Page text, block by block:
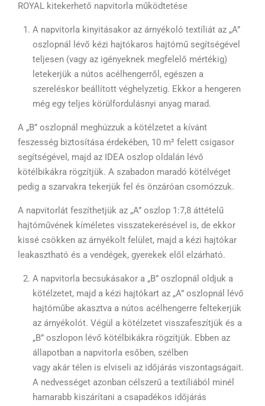
ROYAL kitekerhető napvitorla működtetése
A napvitorla kinyitásakor az árnyékoló textíliát az „A”
oszlopnál lévő kézi hajtókaros hajtómű segítségével
teljesen (vagy az igényeknek megfelelő mértékig)
letekerjük a nútos acélhengerről, egészen a
szereléskor beállított véghelyzetig. Ekkor a hengeren
még egy teljes körülfordulásnyi anyag marad.
A „B” oszlopnál meghúzzuk a kötélzetet a kívánt
feszesség biztosítása érdekében, 10 m² felett csigasor
segítségével, majd az IDEA oszlop oldalán lévő
kötélbikákra rögzítjük. A szabadon maradó kötélvéget
pedig a szarvakra tekerjük fel és önzáróan csomózzuk.
A napvitorlát feszíthetjük az „A” oszlop 1:7,8 áttételű
hajtóművének kíméletes visszatekerésével is, de ekkor
kissé csökken az árnyékolt felület, majd a kézi hajtókar
leakasztható és a vendégek, gyerekek elől elzárható.
A napvitorla becsukásakor a „B” oszlopnál oldjuk a
kötélzetet, majd a kézi hajtókart az „A” oszlopnál lévő
hajtóműbe akasztva a nútos acélhengerre feltekerjük
az árnyékolót. Végül a kötélzetet visszafeszítjük és a
„B” oszlopon lévő kötélbikákra rögzítjük. Ebben az
állapotban a napvitorla esőben, szélben
vagy akár télen is elviseli az időjárás viszontagságait.
A nedvességet azonban célszerű a textíliából minél
hamarabb kiszárítani a csapadékos időjárás